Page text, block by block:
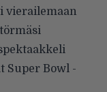
vierailemaan
Super Bowl -